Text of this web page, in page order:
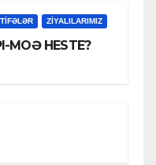
ZİYALILARIMIZ
MOƏ HESTE?